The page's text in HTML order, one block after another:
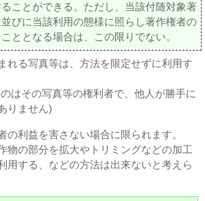
ことができる。ただし、当該付随対象著
びに当該利用の態様に照らし著作権者の
ととなる場合は、この限りでない。
れる写真等は、方法を限定せずに利用す
はその写真等の権利者で、他人が勝手に
りません)
の利益を害さない場合に限られます。
物の部分を拡大やトリミングなどの加工
用する、などの方法は出来ないと考えら